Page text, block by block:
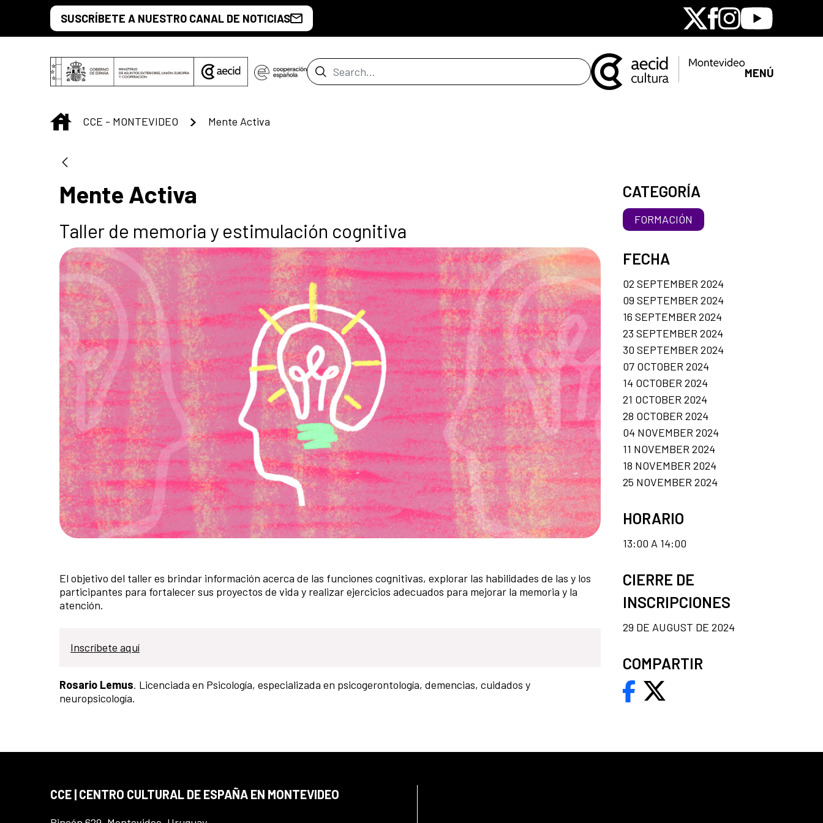
Skip to Main ContentSUSCRÍBETE A NUESTRO CANAL DE NOTICIAS X Facebook
Instagram
Youtube
Search Bar MENÚ
INICIO
CCE - MONTEVIDEO Mente Activa
Mente Activa
Taller de memoria y estimulación cognitiva
El objetivo del taller es brindar información acerca de las funciones cognitivas, explorar las habilidades de las y los
participantes para fortalecer sus proyectos de vida y realizar ejercicios adecuados para mejorar la memoria y la
atención.
Inscríbete aquí
Rosario Lemus. Licenciada en Psicología, especializada en psicogerontología, demencias, cuidados y
neuropsicología.
CATEGORÍA
FORMACIÓN
FECHA
02 SEPTEMBER 2024
09 SEPTEMBER 2024
16 SEPTEMBER 2024
23 SEPTEMBER 2024
30 SEPTEMBER 2024
07 OCTOBER 2024
14 OCTOBER 2024
21 OCTOBER 2024
28 OCTOBER 2024
04 NOVEMBER 2024
11 NOVEMBER 2024
18 NOVEMBER 2024
25 NOVEMBER 2024
HORARIO
13:00 A 14:00
CIERRE DE
INSCRIPCIONES
29 DE AUGUST DE 2024
COMPARTIR
CCE | CENTRO CULTURAL DE ESPAÑA EN MONTEVIDEO